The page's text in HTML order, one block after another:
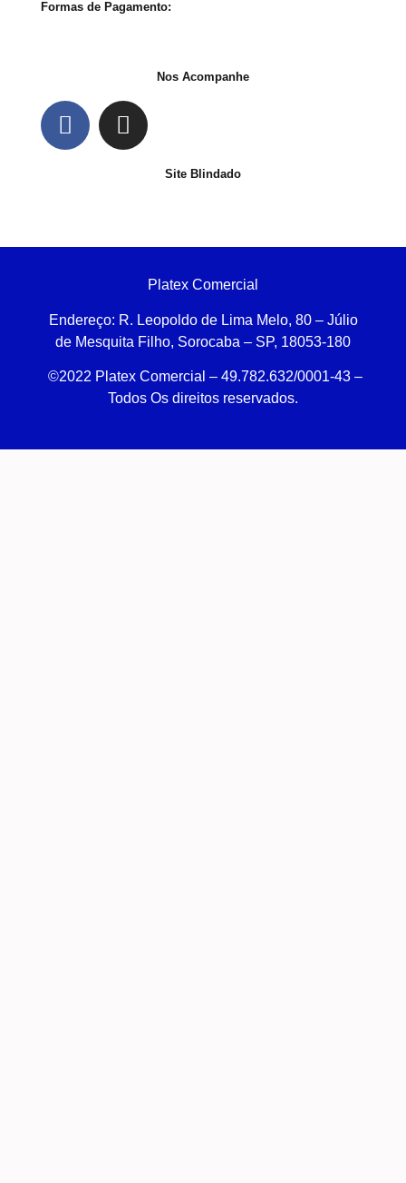
Formas de Pagamento:
Nos Acompanhe
Site Blindado
Platex Comercial
Endereço: R. Leopoldo de Lima Melo, 80 – Júlio
de Mesquita Filho, Sorocaba – SP, 18053-180
©2022 Platex Comercial – 49.782.632/0001-43 –
Todos Os direitos reservados.